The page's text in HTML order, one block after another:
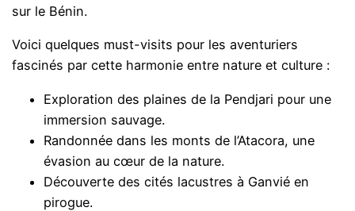
sur le Bénin.
Voici quelques must-visits pour les aventuriers
fascinés par cette harmonie entre nature et culture :
Exploration des plaines de la Pendjari pour une
immersion sauvage.
Randonnée dans les monts de l’Atacora, une
évasion au cœur de la nature.
Découverte des cités lacustres à Ganvié en
pirogue.